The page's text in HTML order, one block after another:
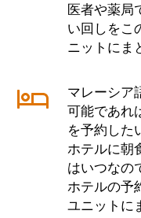
医者や薬局
い回しをこ
ニットにま
マレーシア
可能であれ
を予約した
ホテルに朝
はいつなの
ホテルの予
ユニットに